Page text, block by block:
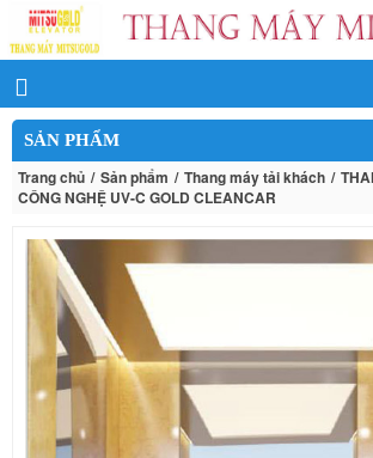
SẢN PHẨM
Trang chủ Sản phẩm Thang máy tải khách
CÔNG NGHỆ UV-C GOLD CLEANCAR